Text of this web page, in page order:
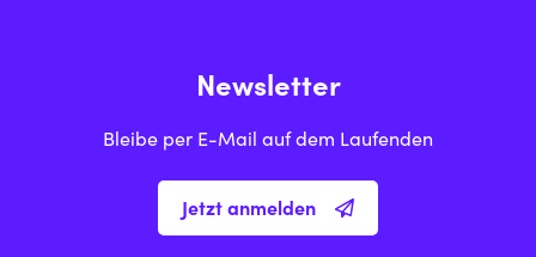
Newsletter
Bleibe per E-Mail auf dem Laufenden
Jetzt anmelden